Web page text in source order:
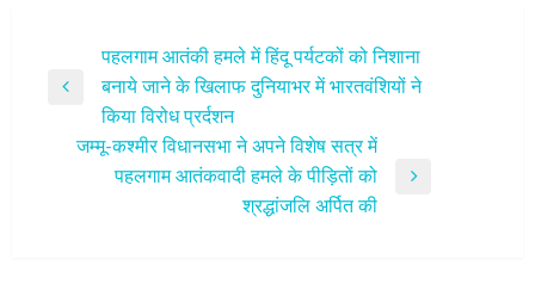
नेविगेशन
पहलगाम आतंकी हमले में हिंदू पर्यटकों को निशाना
बनाये जाने के खिलाफ दुनियाभर में भारतवंशियों ने
किया विरोध प्रर्दशन
जम्मू-कश्मीर विधानसभा ने अपने विशेष सत्र में
पहलगाम आतंकवादी हमले के पीड़ितों को
श्रद्धांजलि अर्पित की